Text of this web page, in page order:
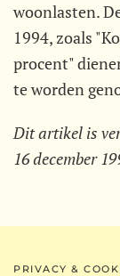
woonlasten.
1994, zoals
procent"
te worden
Dit artikel is
16 december
PRIVACY &